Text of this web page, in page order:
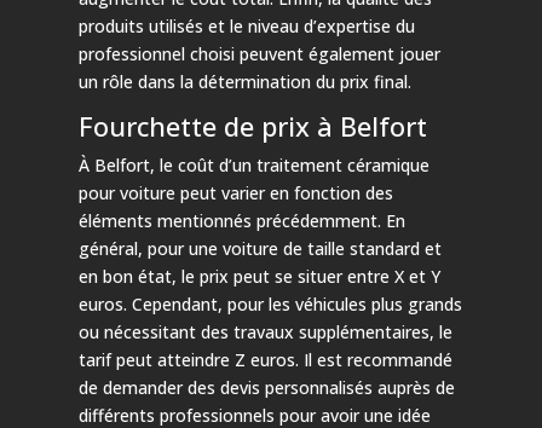
produits utilisés et le niveau d’expertise du
professionnel choisi peuvent également jouer
un rôle dans la détermination du prix final.
Fourchette de prix à Belfort
À Belfort, le coût d’un traitement céramique
pour voiture peut varier en fonction des
éléments mentionnés précédemment. En
général, pour une voiture de taille standard et
en bon état, le prix peut se situer entre X et Y
euros. Cependant, pour les véhicules plus grands
ou nécessitant des travaux supplémentaires, le
tarif peut atteindre Z euros. Il est recommandé
de demander des devis personnalisés auprès de
différents professionnels pour avoir une idée